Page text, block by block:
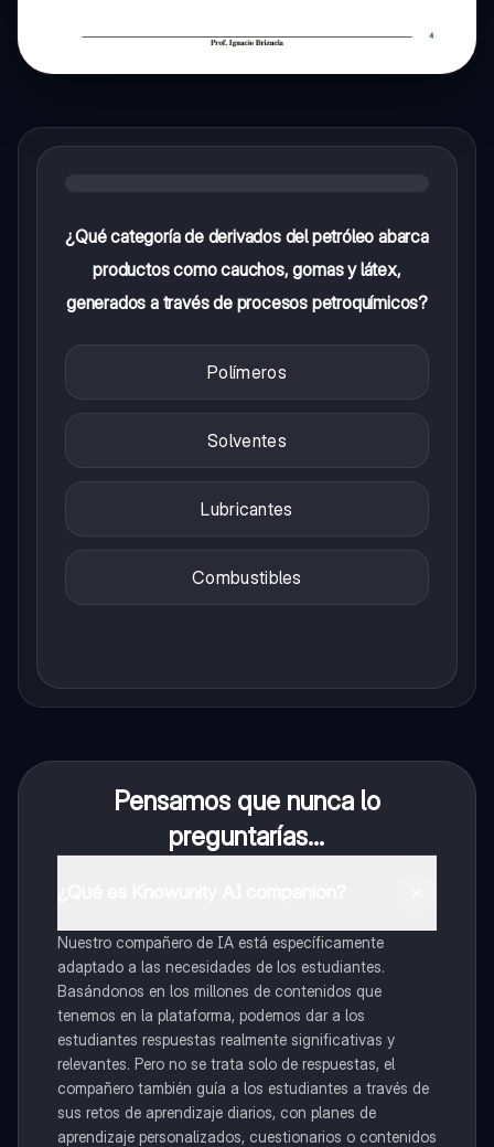
¿Qué categoría de derivados del petróleo abarca
productos como cauchos, gomas y látex,
generados a través de procesos petroquímicos?
Polímeros
Solventes
Lubricantes
Combustibles
Pensamos que nunca lo
preguntarías...
Nuestro compañero de IA está específicamente
adaptado a las necesidades de los estudiantes.
Basándonos en los millones de contenidos que
tenemos en la plataforma, podemos dar a los
estudiantes respuestas realmente significativas y
relevantes. Pero no se trata solo de respuestas, el
compañero también guía a los estudiantes a través de
sus retos de aprendizaje diarios, con planes de
aprendizaje personalizados, cuestionarios o contenidos